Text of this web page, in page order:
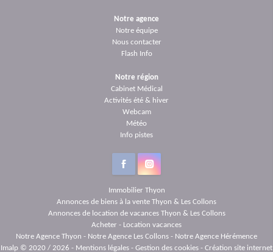
Notre agence
Notre équipe
Nous contacter
Flash Info
Notre région
Cabinet Médical
Activités été & hiver
Webcam
Météo
Info pistes
€ ╩
Immobilier Thyon
Annonces de biens à la vente Thyon & Les Collons
Annonces de location de vacances Thyon & Les Collons
Acheter - Location vacances
Notre Agence Thyon - Notre Agence Les Collons - Notre Agence Hérémence
Imalp © 2020 / 2026 - Mentions légales - Gestion des cookies - Création site internet